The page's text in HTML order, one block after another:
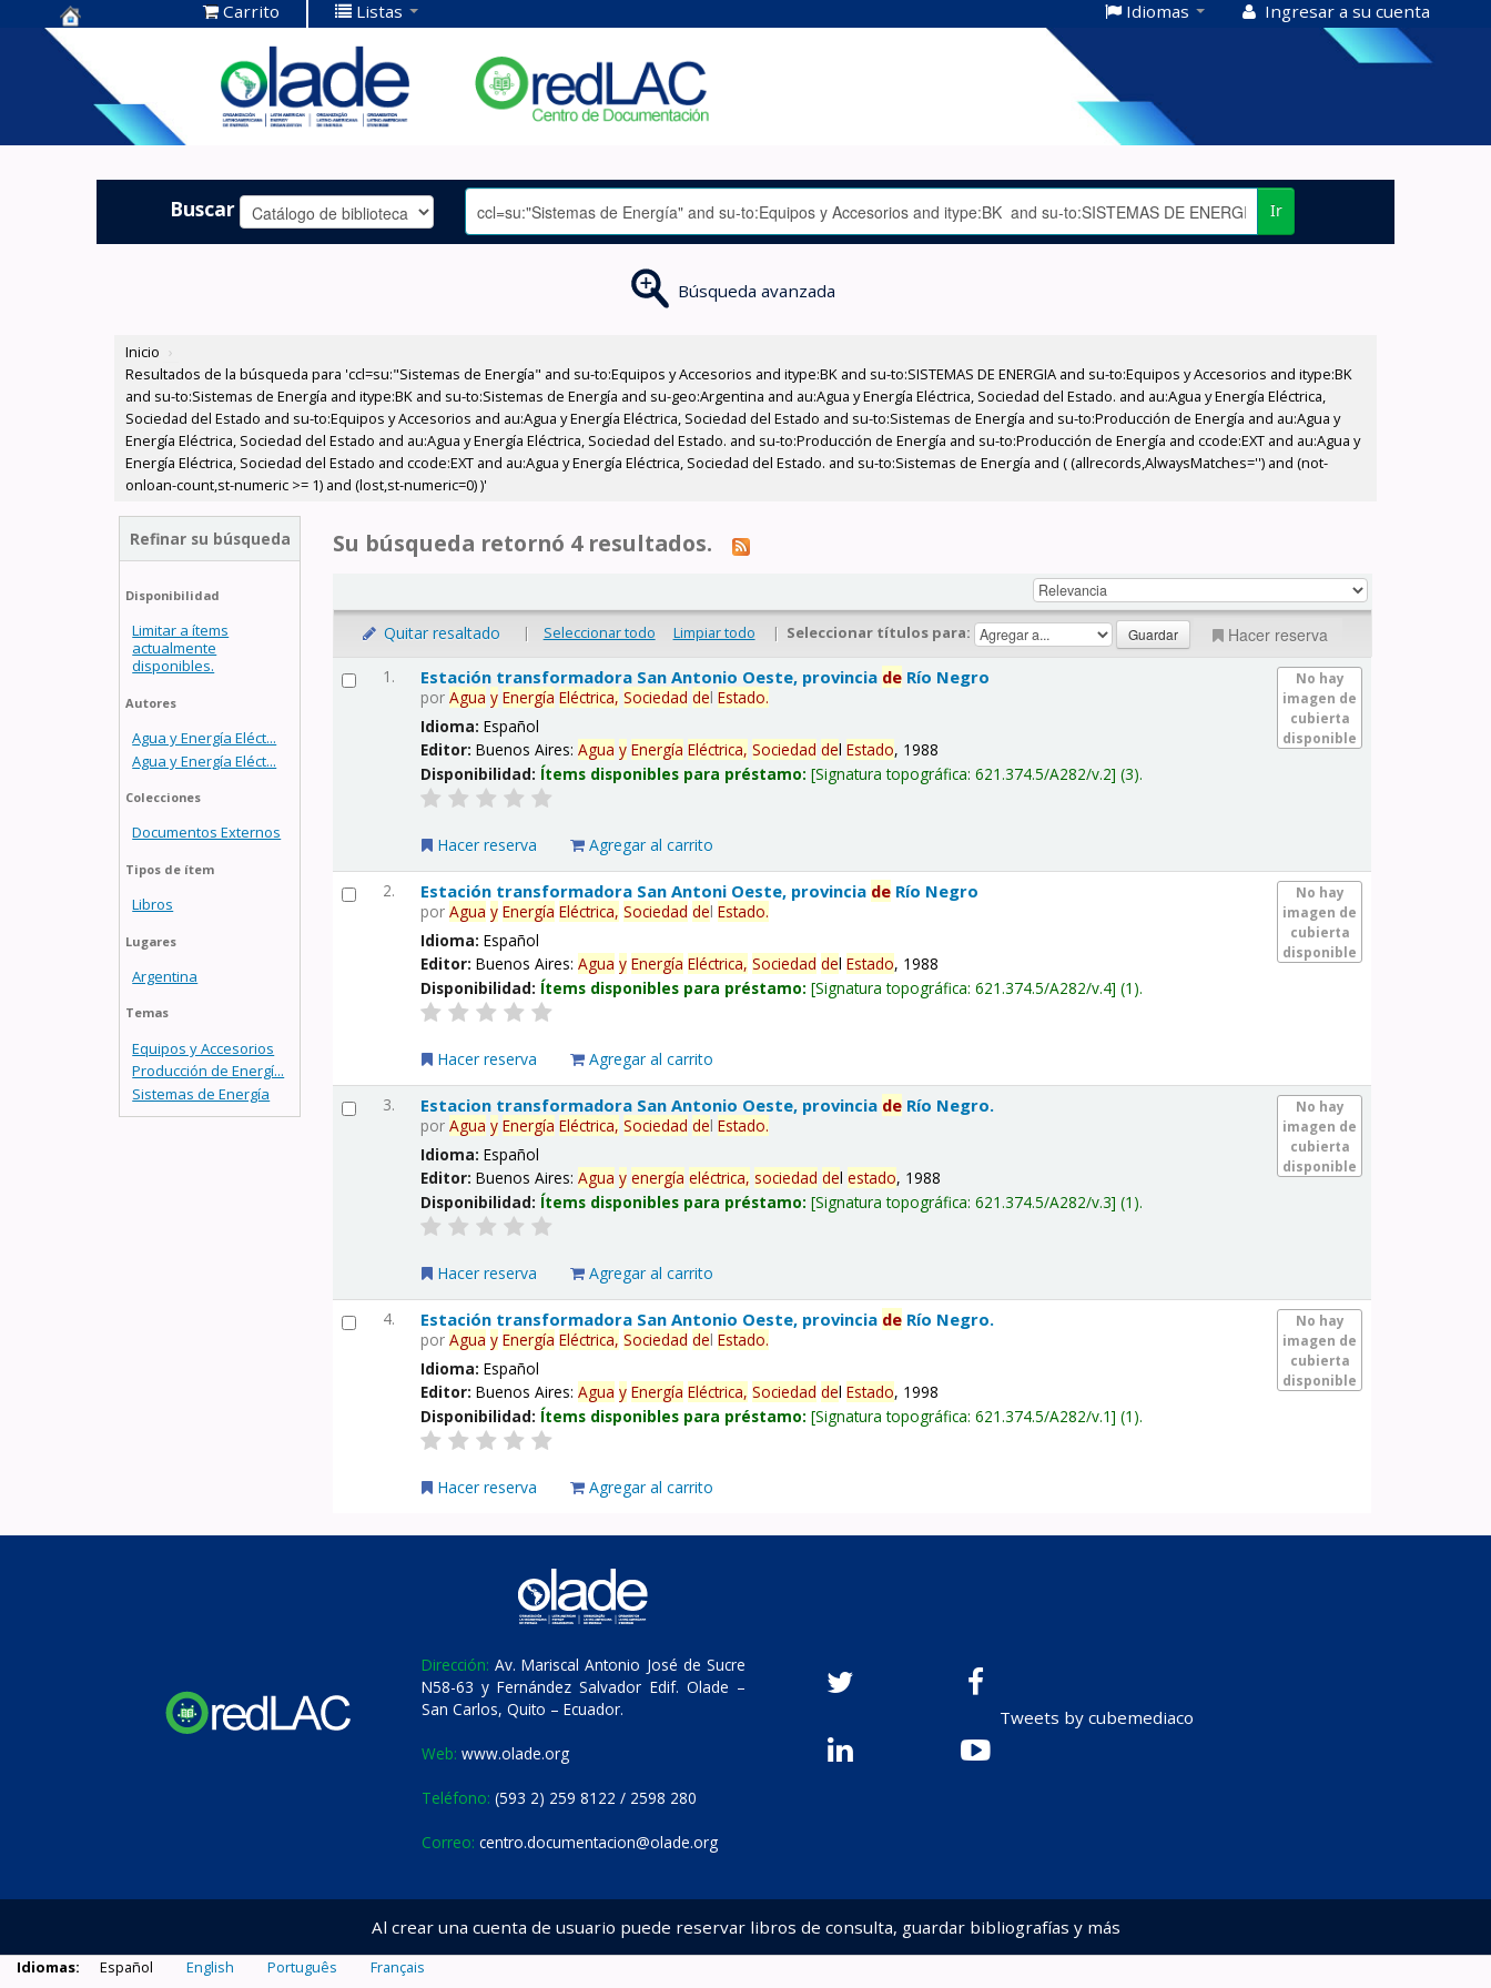
Centro de
Documentación
OLADE -
Carrito Listas Idiomas Ingresar a su cuenta
Buscar Ir
Búsqueda avanzada
Inicio ›
Resultados de la búsqueda para 'ccl=su:"Sistemas de Energía" and su-to:Equipos y Accesorios and itype:BK and su-to:SISTEMAS DE ENERGIA and su-to:Equipos y Accesorios and itype:BK
and su-to:Sistemas de Energía and itype:BK and su-to:Sistemas de Energía and su-geo:Argentina and au:Agua y Energía Eléctrica, Sociedad del Estado. and au:Agua y Energía Eléctrica,
Sociedad del Estado and su-to:Equipos y Accesorios and au:Agua y Energía Eléctrica, Sociedad del Estado and su-to:Sistemas de Energía and su-to:Producción de Energía and au:Agua y
Energía Eléctrica, Sociedad del Estado and au:Agua y Energía Eléctrica, Sociedad del Estado. and su-to:Producción de Energía and su-to:Producción de Energía and ccode:EXT and au:Agua y
Energía Eléctrica, Sociedad del Estado and ccode:EXT and au:Agua y Energía Eléctrica, Sociedad del Estado. and su-to:Sistemas de Energía and ( (allrecords,AlwaysMatches='') and (not-
onloan-count,st-numeric >= 1) and (lost,st-numeric=0) )'
Refinar su búsqueda
Disponibilidad
Limitar a ítems
actualmente
disponibles.
Autores
Agua y Energía Eléct...
Agua y Energía Eléct...
Colecciones
Documentos Externos
Tipos de ítem
Libros
Lugares
Argentina
Temas
Equipos y Accesorios
Producción de Energí...
Sistemas de Energía
Su búsqueda retornó 4 resultados.
Quitar resaltado | Seleccionar todo Limpiar todo | Seleccionar títulos para: Hacer reserva
1.
No hay
imagen de
cubierta
disponible
Estación transformadora San Antonio Oeste, provincia de Río Negro
porAgua y Energía Eléctrica, Sociedad delEstado.
Idioma:Español
Editor:Buenos Aires:Agua y Energía Eléctrica, Sociedad delEstado, 1988
Disponibilidad: Ítems disponibles para préstamo: Signatura topográfica:621.374.5/A282/v.2 (3).
Hacer reserva Agregar al carrito
2.
No hay
imagen de
cubierta
disponible
Estación transformadora San Antoni Oeste, provincia de Río Negro
porAgua y Energía Eléctrica, Sociedad delEstado.
Idioma:Español
Editor:Buenos Aires:Agua y Energía Eléctrica, Sociedad delEstado, 1988
Disponibilidad: Ítems disponibles para préstamo: Signatura topográfica:621.374.5/A282/v.4 (1).
Hacer reserva Agregar al carrito
3.
No hay
imagen de
cubierta
disponible
Estacion transformadora San Antonio Oeste, provincia de Río Negro.
porAgua y Energía Eléctrica, Sociedad delEstado.
Idioma:Español
Editor:Buenos Aires:Agua y energía eléctrica, sociedad delestado, 1988
Disponibilidad: Ítems disponibles para préstamo: Signatura topográfica:621.374.5/A282/v.3 (1).
Hacer reserva Agregar al carrito
4.
No hay
imagen de
cubierta
disponible
Estación transformadora San Antonio Oeste, provincia de Río Negro.
porAgua y Energía Eléctrica, Sociedad delEstado.
Idioma:Español
Editor:Buenos Aires:Agua y Energía Eléctrica, Sociedad delEstado, 1998
Disponibilidad: Ítems disponibles para préstamo: Signatura topográfica:621.374.5/A282/v.1 (1).
Hacer reserva Agregar al carrito
Dirección: Av. Mariscal Antonio José de Sucre
N58-63 y Fernández Salvador Edif. Olade –
San Carlos, Quito – Ecuador.
Web: www.olade.org
Teléfono: (593 2) 259 8122 / 2598 280
Correo: centro.documentacion@olade.org
Tweets by cubemediaco
Al crear una cuenta de usuario puede reservar libros de consulta, guardar bibliografías y más
Idiomas: Español English Português Français